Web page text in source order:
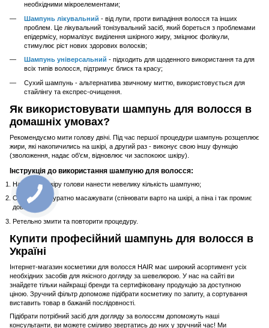
необхідними мікроелементами;
Шампунь лікувальний - від лупи, проти випадіння волосся та інших
проблем. Це лікувальний тонізувальний засіб, який бореться з проблемами
епідермісу, нормалізує виділення шкірного жиру, зміцнює фолікули,
стимулює ріст нових здорових волосків;
Шампунь універсальний - підходить для щоденного використання та для
всіх типів волосся, підтримує блиск та красу;
Сухий шампунь - альтернатива звичному миттю, використовується для
стайлінгу та експрес-очищення.
Як використовувати шампунь для волосся в
домашніх умовах?
Рекомендуємо мити голову двічі. Під час першої процедури шампунь розщеплює
жири, які накопичились на шкірі, а другий раз - виконує свою іншу функцію
(зволоження, надає об’єм, відновлює чи заспокоює шкіру).
Інструкція до використання шампуню для волосся:
На вологу шкіру голови нанести невелику кількість шампуню;
Спінити та акуратно масажувати (спінювати варто на шкірі, а піна і так промиє
довжину);
Ретельно змити та повторити процедуру.
Купити професійний шампунь для волосся в
Україні
Інтернет-магазин косметики для волосся HAIR має широкий асортимент усіх
необхідних засобів для якісного догляду за шевелюрою. У нас на сайті ви
знайдете тільки найкращі бренди та сертифіковану продукцію за доступною
ціною. Зручний фільтр допоможе підібрати косметику по запиту, а сортування
виставить товар в бажаній послідовності.
Підібрати потрібний засіб для догляду за волоссям допоможуть наші
консультанти, ви можете сміливо звертатись до них у зручний час! Ми